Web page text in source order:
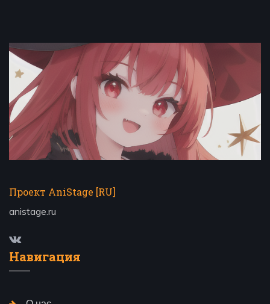
Проект AniStage [RU]
anistage.ru
Навигация